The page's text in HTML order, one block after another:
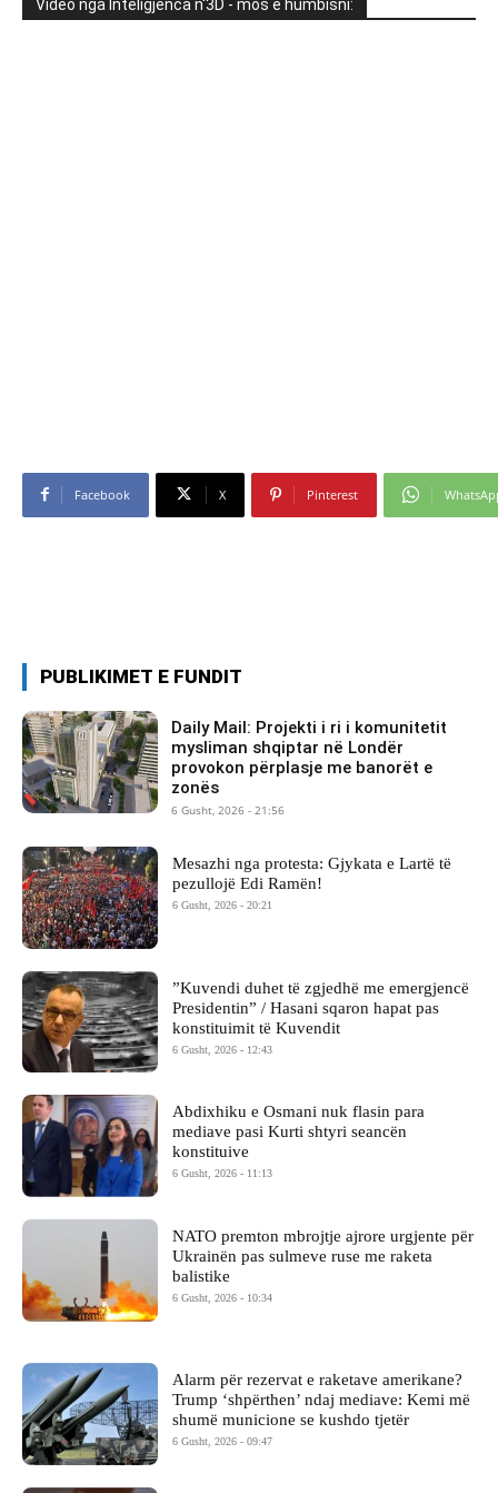
Video nga Inteligjenca n'3D - mos e humbisni:
Facebook X Pinterest
PUBLIKIMET E FUNDIT
Daily Mail: Projekti i ri i komunitetit
mysliman shqiptar në Londër
provokon përplasje me banorët e
zonës
6 Gusht, 2026 - 21:56
Mesazhi nga protesta: Gjykata e Lartë të
pezullojë Edi Ramën!
6 Gusht, 2026 - 20:21
​”Kuvendi duhet të zgjedhë me emergjencë
Presidentin” / Hasani sqaron hapat pas
konstituimit të Kuvendit
6 Gusht, 2026 - 12:43
Abdixhiku e Osmani nuk flasin para
mediave pasi Kurti shtyri seancën
konstituive
6 Gusht, 2026 - 11:13
NATO premton mbrojtje ajrore urgjente për
Ukrainën pas sulmeve ruse me raketa
balistike
6 Gusht, 2026 - 10:34
Alarm për rezervat e raketave amerikane?
Trump ‘shpërthen’ ndaj mediave: Kemi më
shumë municione se kushdo tjetër
6 Gusht, 2026 - 09:47